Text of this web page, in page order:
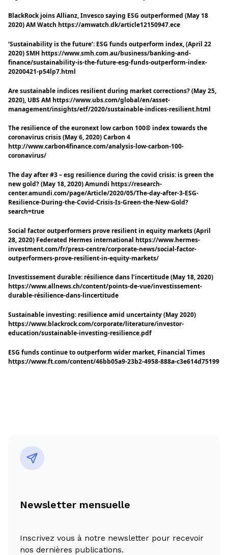
BlackRock joins Allianz, Invesco saying ESG outperformed (May 18
2020) AM Watch https://amwatch.dk/article12150947.ece
‘Sustainability is the future’: ESG funds outperform index, (April 22
2020) SMH https://www.smh.com.au/business/banking-and-
finance/sustainability-is-the-future-esg-funds-outperform-index-
20200421-p54lp7.html
Are sustainable indices resilient during market corrections? (May 25,
2020), UBS AM https://www.ubs.com/global/en/asset-
management/insights/etf/2020/sustainable-indices-resilient.html
The resilience of the euronext low carbon 100® index towards the
coronavirus crisis (May 6, 2020) Carbon 4
http://www.carbon4finance.com/analysis-low-carbon-100-
coronavirus/
The day after #3 – esg resilience during the covid crisis: is green the
new gold? (May 18, 2020) Amundi https://research-
center.amundi.com/page/Article/2020/05/The-day-after-3-ESG-
Resilience-During-the-Covid-Crisis-Is-Green-the-New-Gold?
search=true
Social factor outperformers prove resilient in equity markets (April
28, 2020) Federated Hermes international https://www.hermes-
investment.com/fr/press-centre/corporate-news/social-factor-
outperformers-prove-resilient-in-equity-markets/
Investissement durable: résilience dans l’incertitude (May 18, 2020)
https://www.allnews.ch/content/points-de-vue/investissement-
durable-résilience-dans-lincertitude
Sustainable investing: resilience amid uncertainty (May 2020)
https://www.blackrock.com/corporate/literature/investor-
education/sustainable-investing-resilience.pdf
ESG funds continue to outperform wider market, Financial Times
https://www.ft.com/content/46bb05a9-23b2-4958-888a-c3e614d75199
Newsletter mensuelle
Inscrivez vous à notre newsletter pour recevoir
nos dernières publications.